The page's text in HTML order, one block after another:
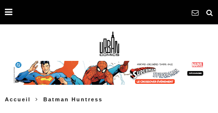
Accueil Batman Huntress